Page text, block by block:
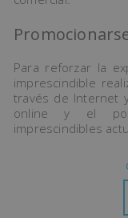
Para reforzar la
imprescindible
través de Internet
online y el
imprescindibles